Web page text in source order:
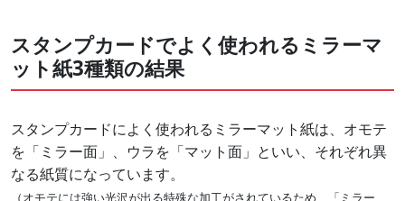
スタンプカードでよく使われるミラーマ
ット紙3種類の結果
スタンプカードによく使われるミラーマット紙は、オモテ
を「ミラー面」、ウラを「マット面」といい、それぞれ異
なる紙質になっています。
（オモテには強い光沢が出る特殊な加工がされているため、「ミラー